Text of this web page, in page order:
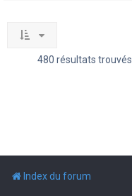
480 résultats trouvés
Index du forum